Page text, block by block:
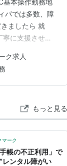
う声がある。
パでは多数、障
ましたら 就
に支援させて
ク求人
もっと見る
マーク
手帳の不正利用」で
レンタル障がい